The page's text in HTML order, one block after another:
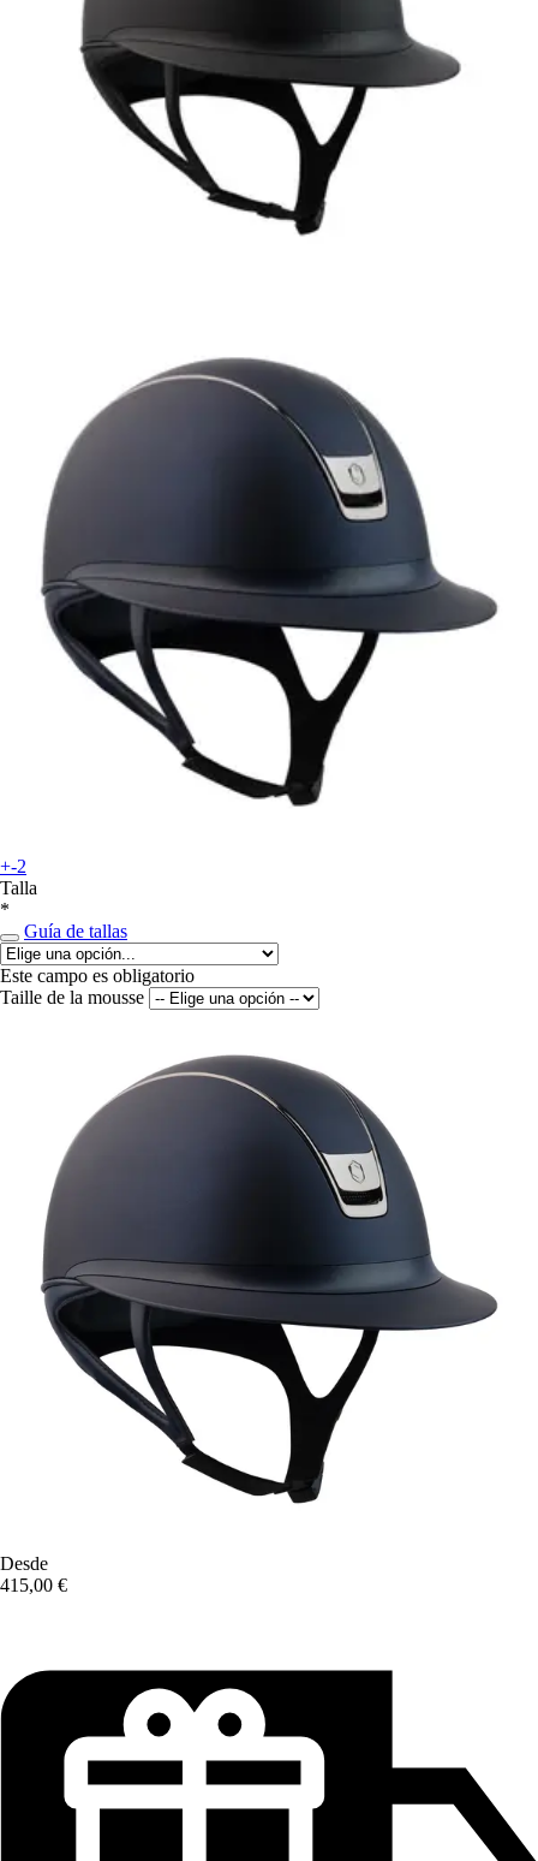
+-2
Talla
*
Guía de tallas
Este campo es obligatorio
Taille de la mousse
Desde
415,00 €